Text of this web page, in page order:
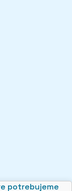
pozorne
čo sa Vám
vpred.
potrebujeme